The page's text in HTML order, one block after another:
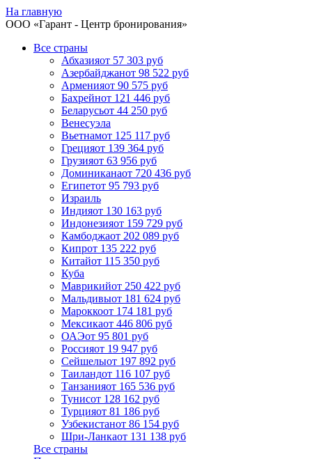
На главную
ООО «Гарант - Центр бронирования»
Все страны
Абхазияот 57 303 руб
Азербайджанот 98 522 руб
Арменияот 90 575 руб
Бахрейнот 121 446 руб
Беларусьот 44 250 руб
Венесуэла
Вьетнамот 125 117 руб
Грецияот 139 364 руб
Грузияот 63 956 руб
Доминиканаот 720 436 руб
Египетот 95 793 руб
Израиль
Индияот 130 163 руб
Индонезияот 159 729 руб
Камбоджаот 202 089 руб
Кипрот 135 222 руб
Китайот 115 350 руб
Куба
Маврикийот 250 422 руб
Мальдивыот 181 624 руб
Мароккоот 174 181 руб
Мексикаот 446 806 руб
ОАЭот 95 801 руб
Россияот 19 947 руб
Сейшелыот 197 892 руб
Таиландот 116 107 руб
Танзанияот 165 536 руб
Тунисот 128 162 руб
Турцияот 81 186 руб
Узбекистанот 86 154 руб
Шри-Ланкаот 131 138 руб
Все страны